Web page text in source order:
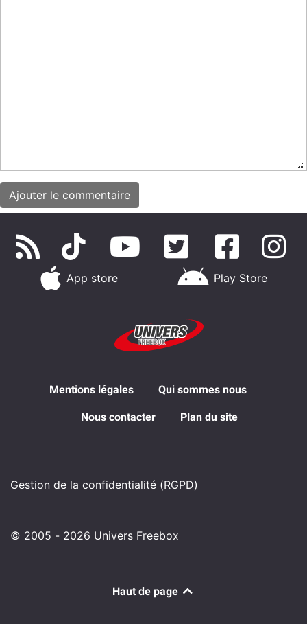
App store Play Store
Mentions légales Qui sommes nous
Nous contacter Plan du site
Gestion de la confidentialité (RGPD)
© 2005 - 2026 Univers Freebox
Haut de page